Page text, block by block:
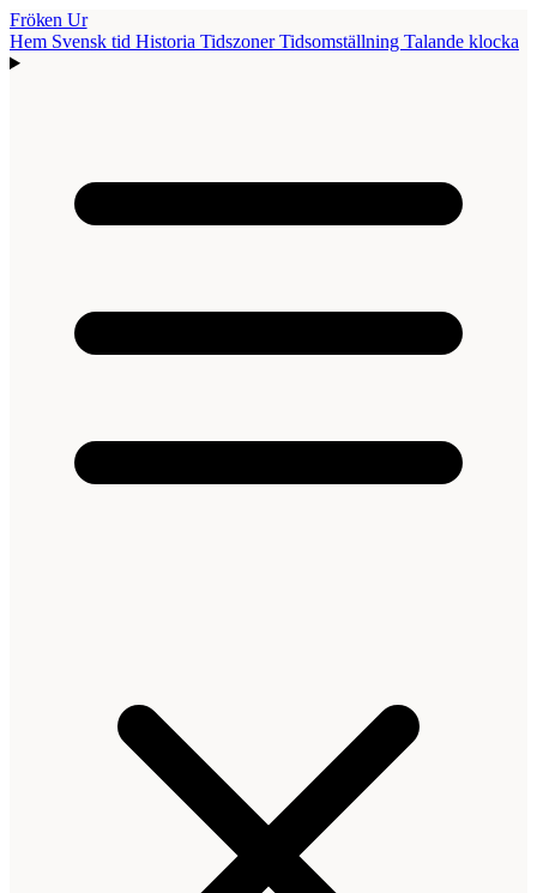
Fröken Ur
Hem Svensk tid Historia TidszonerTidsomställning Talande klocka